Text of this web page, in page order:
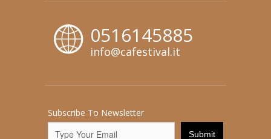
0516145885
info@cafestival.it
Subscribe To Newsletter